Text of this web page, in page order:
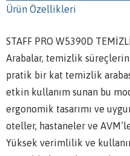
Ürün Özellikleri
STAFF PRO W5390D
Arabalar, temizlik
pratik bir kat temizlik
etkin kullanım sunan bu
ergonomik tasarımı ve
oteller, hastaneler ve
Yüksek verimlilik ve